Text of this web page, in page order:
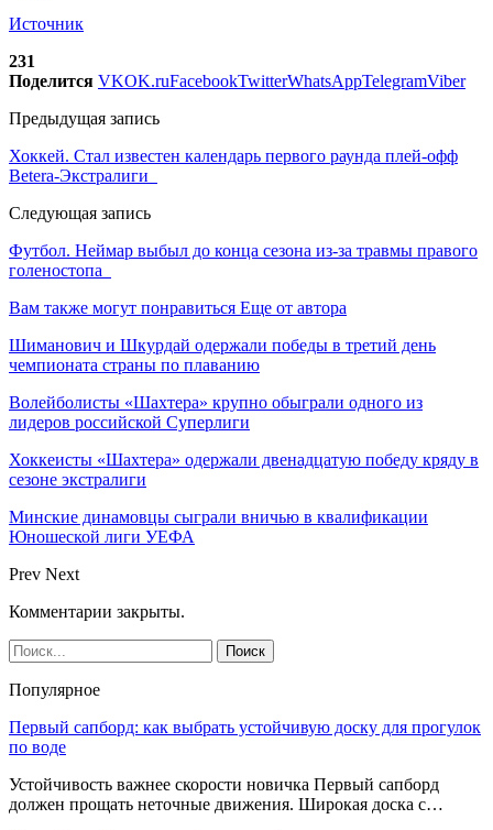
Источник
231
Поделится VKOK.ruFacebookTwitterWhatsAppTelegramViber
Предыдущая запись
Хоккей. Стал известен календарь первого раунда плей-офф
Betera-Экстралиги
Следующая запись
Футбол. Неймар выбыл до конца сезона из-за травмы правого
голеностопа
Вам также могут понравиться Еще от автора
Шиманович и Шкурдай одержали победы в третий день
чемпионата страны по плаванию
Волейболисты «Шахтера» крупно обыграли одного из
лидеров российской Суперлиги
Хоккеисты «Шахтера» одержали двенадцатую победу кряду в
сезоне экстралиги
Минские динамовцы сыграли вничью в квалификации
Юношеской лиги УЕФА
Prev Next
Комментарии закрыты.
Популярное
Первый сапборд: как выбрать устойчивую доску для прогулок
по воде
Устойчивость важнее скорости новичка Первый сапборд
должен прощать неточные движения. Широкая доска с…